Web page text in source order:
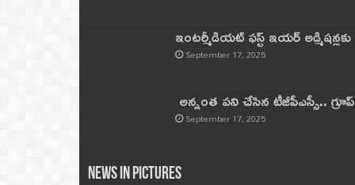
ఇంటర్మీడియట్ ఫస్ట్‌ ఇయర్‌
September 17, 2025
అన్నంత పని చేసిన టీజీపీఎస్సీ..
September 17, 2025
News in Pictures